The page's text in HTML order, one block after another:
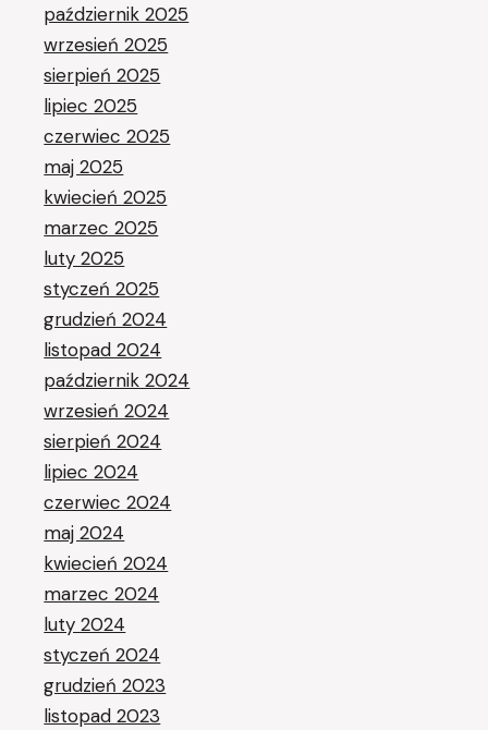
październik 2025
wrzesień 2025
sierpień 2025
lipiec 2025
czerwiec 2025
maj 2025
kwiecień 2025
marzec 2025
luty 2025
styczeń 2025
grudzień 2024
listopad 2024
październik 2024
wrzesień 2024
sierpień 2024
lipiec 2024
czerwiec 2024
maj 2024
kwiecień 2024
marzec 2024
luty 2024
styczeń 2024
grudzień 2023
listopad 2023